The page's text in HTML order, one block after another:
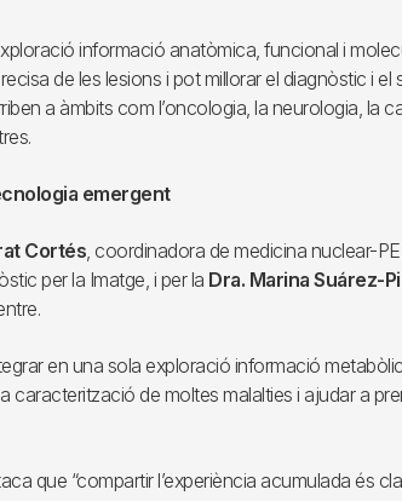
informació anatòmica, funcional i
de les lesions i pot millorar el diagnòstic i el
a àmbits com l’oncologia, la neurologia, la
emergent
Cortés, coordinadora de medicina nuclear-
per la Imatge, i per la Dra. Marina Suárez-
en una sola exploració informació
caracterització de moltes malalties i ajudar a
que “compartir l’experiència acumulada és